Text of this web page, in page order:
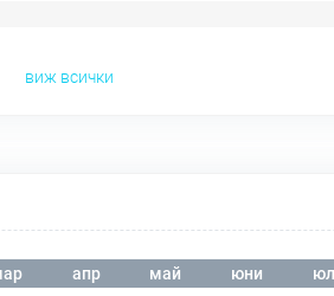
виж всички
апр май юни